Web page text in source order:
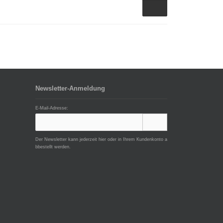
Newsletter-Anmeldung
E-Mail-Adresse:
Der Newsletter kann jederzeit hier oder in Ihrem Kundenkonto a
bbestellt werden.